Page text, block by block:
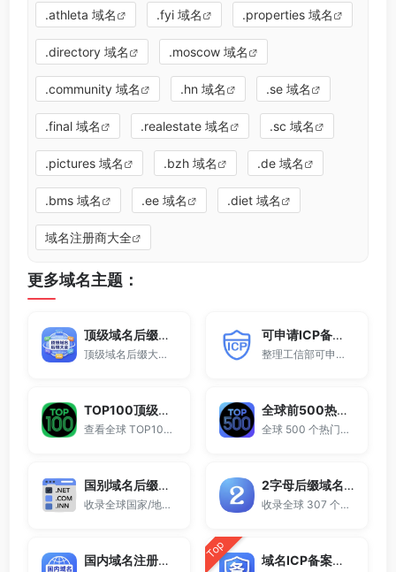
.athleta 域名 .fyi 域名 .properties 域名
.directory 域名 .moscow 域名
.community 域名 .hn 域名 .se 域名
.final 域名 .realestate 域名 .sc 域名
.pictures 域名 .bzh 域名 .de 域名
.bms 域名 .ee 域名 .diet 域名
域名注册商大全
更多域名主题：
顶级域名后缀大全
顶级域名后缀大全收录全球已开放注册的所有TLD后缀，包括gTLD、ccTLD、品牌域名后缀等。
可申请ICP备案域名后缀大全
整理工信部可申请ICP网站备案的域名后缀大全。
TOP100顶级域名后缀排名榜
查看全球 TOP100 域名后缀。
全球前500热门域名后缀排行
全球 500 个热门域名后缀排名，展示注册量排行、是否可备案、适用范围与用途简介，帮助企业与个人在 2025 年快速选择合适的顶级域名。
国别域名后缀大全
收录全球国家/地区代码顶级域名。
2字母后缀域名大全
收录全球 307 个两字符域名后缀。
国内域名注册商大全 Top 域名ICP备案查询